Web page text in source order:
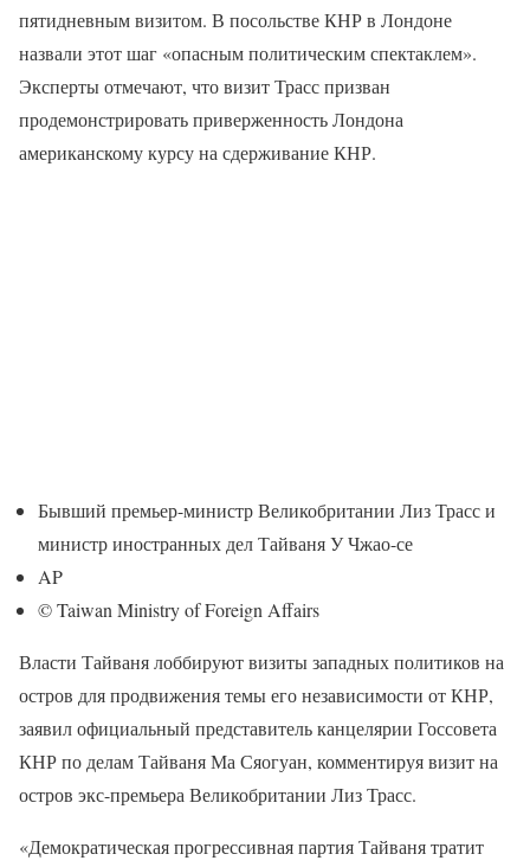
пятидневным визитом. В посольстве КНР в Лондоне
назвали этот шаг «опасным политическим спектаклем».
Эксперты отмечают, что визит Трасс призван
продемонстрировать приверженность Лондона
американскому курсу на сдерживание КНР.
Бывший премьер-министр Великобритании Лиз Трасс и
министр иностранных дел Тайваня У Чжао-се
AP
© Taiwan Ministry of Foreign Affairs
Власти Тайваня лоббируют визиты западных политиков на
остров для продвижения темы его независимости от КНР,
заявил официальный представитель канцелярии Госсовета
КНР по делам Тайваня Ма Сяогуан, комментируя визит на
остров экс-премьера Великобритании Лиз Трасс.
«Демократическая прогрессивная партия Тайваня тратит